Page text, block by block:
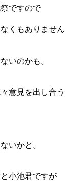
ですので
くもありません
いのかも。
意見を出し合う
いかと。
小池君ですが